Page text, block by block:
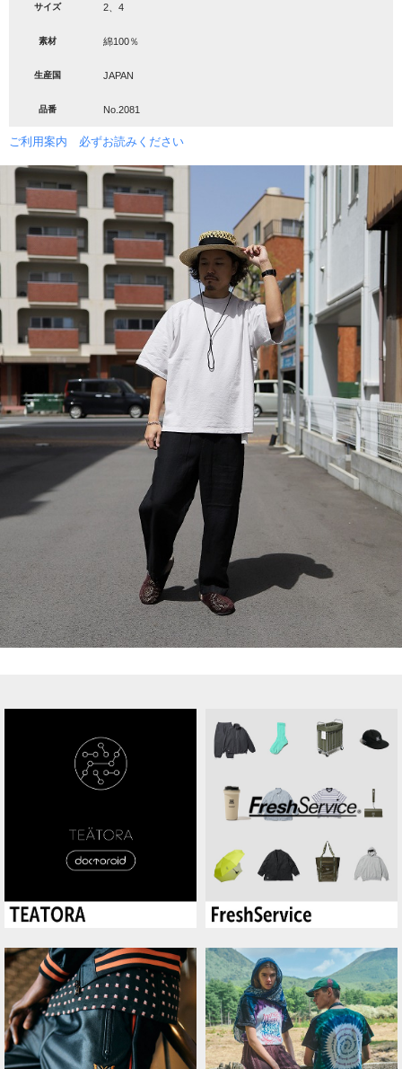
サイズ 2、4
素材 綿100％
生産国 JAPAN
品番 No.2081
ご利用案内 必ずお読みください